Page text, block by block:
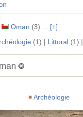
Oman (3) ... [+]
(1) | Littoral(1) |
Archéologie